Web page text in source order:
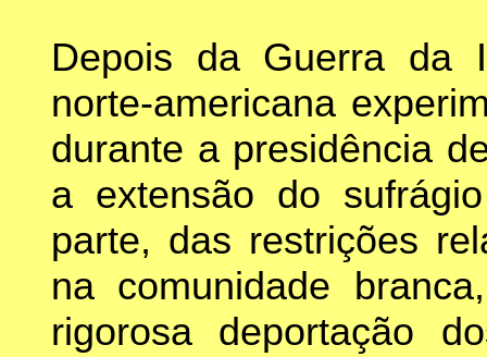
Depois da Guerra da
norte-americana
durante a presidência
a extensão do
parte, das restrições
na comunidade
rigorosa deportação